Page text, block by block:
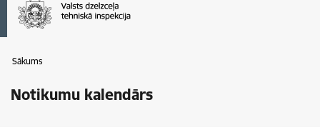
Sākums
Notikumu kalendārs